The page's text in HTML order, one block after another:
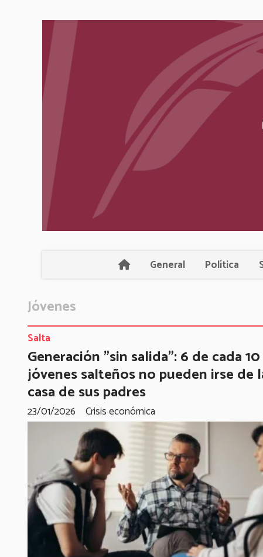
General Política
Jóvenes
Generación "sin salida": 6 de cada 10
jóvenes salteños no pueden irse de
casa de sus padres
Crisis económica
Salta
23/01/2026